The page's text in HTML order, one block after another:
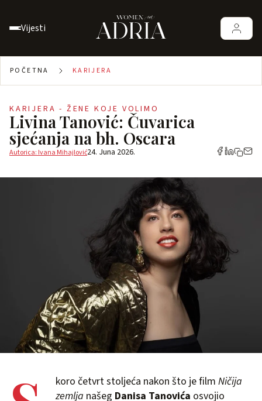
Vijesti
POČETNA KARIJERA
KARIJERA - ŽENE KOJE VOLIMO
Livina Tanović: Čuvarica
sjećanja na bh. Oscara
Autorica: Ivana Mihajlović24. Juna 2026.
koro četvrt stoljeća nakon što je film Ničija
zemlja našeg Danisa Tanovića osvojio